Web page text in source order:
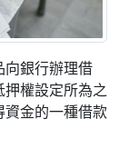
向銀行辦理借
權設定所為之
金的一種借款